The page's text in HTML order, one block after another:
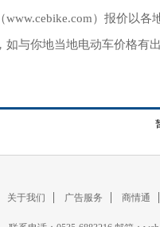
www.cebike.com）报价以
如与你地当地电动车价格有
关于我们 广告服务 商情通